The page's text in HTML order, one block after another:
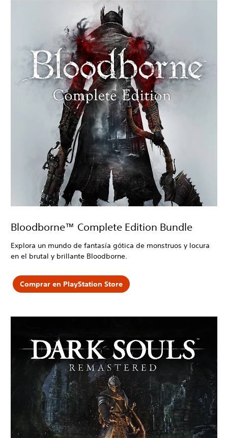
Bloodborne™ Complete Edition Bundle
Explora un mundo de fantasía gótica de monstruos y locura
en el brutal y brillante Bloodborne.
Comprar en PlayStation Store